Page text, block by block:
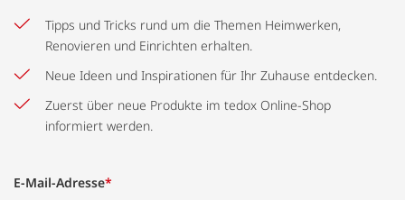
Tipps und Tricks rund um die Themen Heimwerken,
Renovieren und Einrichten erhalten.
Neue Ideen und Inspirationen für Ihr Zuhause entdecken.
Zuerst über neue Produkte im tedox Online-Shop
informiert werden.
E-Mail-Adresse*